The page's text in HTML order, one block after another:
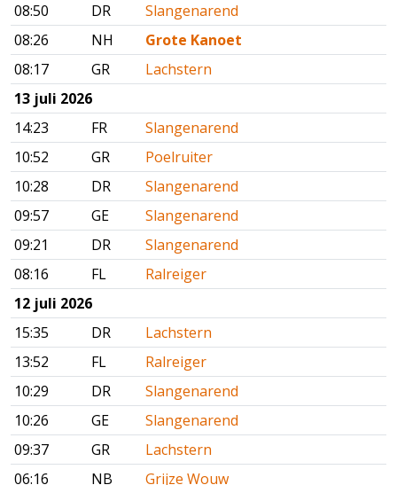
08:50
DR
Slangenarend
08:26
NH
Grote Kanoet
08:17
GR
Lachstern
13 juli 2026
14:23
FR
Slangenarend
10:52
GR
Poelruiter
10:28
DR
Slangenarend
09:57
GE
Slangenarend
09:21
DR
Slangenarend
08:16
FL
Ralreiger
12 juli 2026
15:35
DR
Lachstern
13:52
FL
Ralreiger
10:29
DR
Slangenarend
10:26
GE
Slangenarend
09:37
GR
Lachstern
06:16
NB
Grijze Wouw